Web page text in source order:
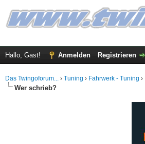
Hallo, Gast! Anmelden Registrieren
Das Twingoforum... › Tuning › Fahrwerk - Tuning ›
Wer schrieb?